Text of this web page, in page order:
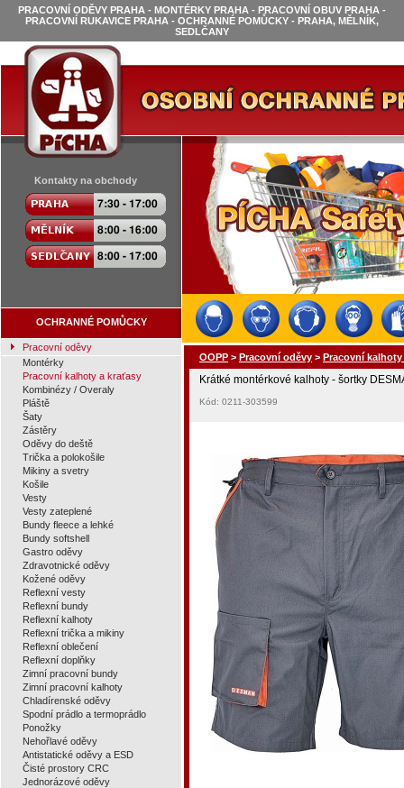
PRACOVNÍ ODĚVY PRAHA - MONTÉRKY PRAHA - PRACOVNÍ OBUV PRAHA -
PRACOVNÍ RUKAVICE PRAHA - OCHRANNÉ POMŮCKY - PRAHA, MĚLNÍK,
SEDLČANY
Kontakty na obchody
OCHRANNÉ POMŮCKY
Pracovní oděvy
Montérky
Pracovní kalhoty a kraťasy
Kombinézy / Overaly
Pláště
Šaty
Zástěry
Oděvy do deště
Trička a polokošile
Mikiny a svetry
Košile
Vesty
Vesty zateplené
Bundy fleece a lehké
Bundy softshell
Gastro oděvy
Zdravotnické oděvy
Kožené oděvy
Reflexní vesty
Reflexní bundy
Reflexní kalhoty
Reflexní trička a mikiny
Reflexní oblečení
Reflexní doplňky
Zimní pracovní bundy
Zimní pracovní kalhoty
Chladírenské oděvy
Spodní prádlo a termoprádlo
Ponožky
Nehořlavé oděvy
Antistatické oděvy a ESD
Čisté prostory CRC
Jednorázové oděvy
OOPP > Pracovní oděvy > Pracovní
Krátké montérkové kalhoty - šortky
Kód: 0211-303599